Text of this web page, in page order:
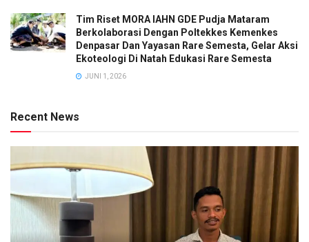
Tim Riset MORA IAHN GDE Pudja Mataram
Berkolaborasi Dengan Poltekkes Kemenkes
Denpasar Dan Yayasan Rare Semesta, Gelar Aksi
Ekoteologi Di Natah Edukasi Rare Semesta
JUNI 1, 2026
Recent News